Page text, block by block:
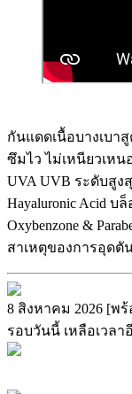
กันแดดเนื้อบางเบา
ซึมไว ไม่เหนียวเห
UVA UVB ระดับสูง
Hayaluronic Acid
Oxybenzone &
สาเหตุของการอุดตั
8 สิงหาคม 2026 [พ
รอบวันนี้ เหลือเวลา